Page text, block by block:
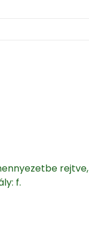
rejtve,
f.